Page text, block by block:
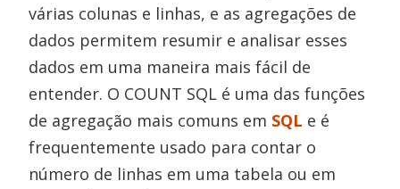
várias colunas e linhas, e as agregações de
dados permitem resumir e analisar esses
dados em uma maneira mais fácil de
entender. O COUNT SQL é uma das funções
de agregação mais comuns em SQL e é
frequentemente usado para contar o
número de linhas em uma tabela ou em